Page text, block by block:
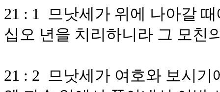
21 : 1 므낫세가 위에 나아갈
십오 년을 치리하니라 그 모친
21 : 2 므낫세가 여호와 보시